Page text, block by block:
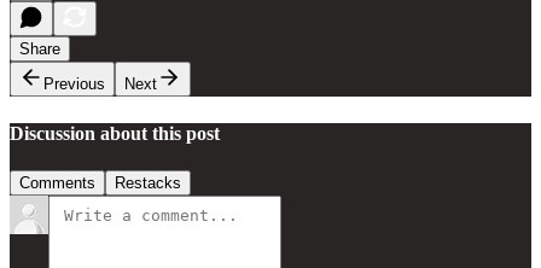
Share
Previous
Next
Discussion about this post
Comments Restacks